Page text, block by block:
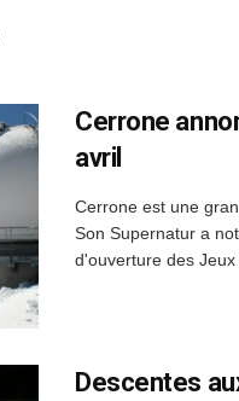
Cerrone
avril
Cerrone est une
Son Supernatur a
d'ouverture des Jeux
Descentes